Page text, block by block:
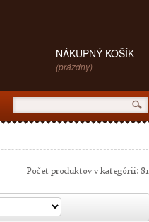
NÁKUPNÝ KOŠÍK
(prázdny)
Počet produktov v kategórii: 81